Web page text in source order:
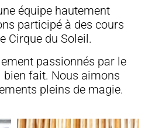
équipe hautement
participé à des cours
Cirque du Soleil.
passionnés par le
bien fait. Nous aimons
pleins de magie.